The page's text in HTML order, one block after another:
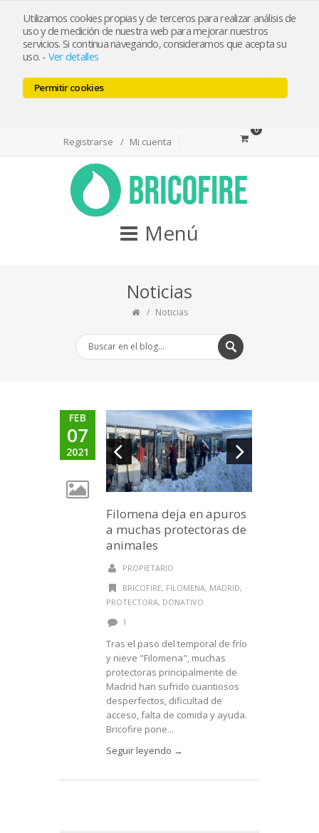
Utilizamos cookies propias y de terceros para realizar análisis de
uso y de medición de nuestra web para mejorar nuestros
servicios. Si continua navegando, consideramos que acepta su
uso. - Ver detalles
Permitir cookies
bricofireshop@yahoo.es
Tlf 968974715 / Whatsapp 644501550
Registrarse Mi cuenta
0
Menú
Noticias
Noticias
FEB
07
2021
Filomena deja en apuros
a muchas protectoras de
animales
PROPIETARIO
BRICOFIRE, FILOMENA, MADRID,
PROTECTORA, DONATIVO
1
Tras el paso del temporal de frío
y nieve "Filomena", muchas
protectoras principalmente de
Madrid han sufrido cuantiosos
desperfectos, dificultad de
acceso, falta de comida y ayuda.
Bricofire pone...
Seguir leyendo →